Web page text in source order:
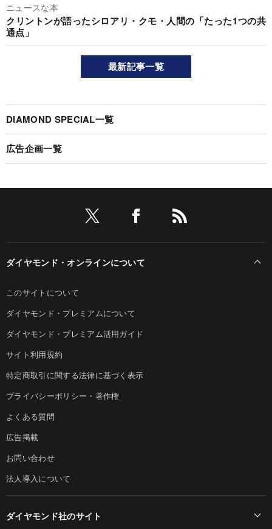
ニュースな本
クリントンが語ったシロアリ・クモ・人間の「たった1つの共
通点」
最新記事一覧
DIAMOND SPECIAL一覧
広告企画一覧
ダイヤモンド・オンラインについて
このサイトについて
ダイヤモンド・プレミアムについて
ダイヤモンド・プレミアム活用ガイド
サイト利用規約
特定商取引に関する法律に基づく表示
プライバシーポリシー・著作権
よくある質問
広告掲載
お問い合わせ
法人導入について
ダイヤモンド社のサイト